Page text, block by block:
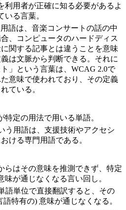
利用者が正確に知る必要があるよ
いる言葉。
語は、音楽コンサートの話の中
、コンピュータのハードディス
関する記事とは違うことを意味
は文脈から判断できる。それに
」という言葉は、WCAG 2.0で
意味で使われており、その定義
ている。
特定の用法で用いる単語。
う用語は、支援技術やアクセシ
ける専門用語である。
らはその意味を推測できず、特定
味が通じなくなる言い回し。
語単位で直接翻訳すると、その
特有の) 意味が通じなくなる。